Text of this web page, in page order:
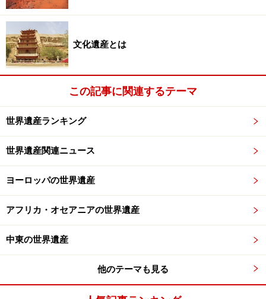
（文化遺産は文化財保護法）。
自然遺産の内容について、世界遺産条約第2条は以下の
ように定義している。
■世界遺産条約第2条
この条約の適用上、自然遺産とは次のものをいう。
無生物、生物の生成物、あるいは生成物群からなる
特徴ある自然地域で、観賞上または学術上、顕著な
地質学的、地形学的形成物及び脅威にさらされてい
る動植物の種の生息地や自生地として区域が明確に
定められている地域で、学術上または保存上、顕著
域で、学術上・保存上あるいは景観上、顕著な普遍
的価値を有するもの
文化遺産とは
この記事に関連するテーマ
世界遺産ランキング
世界遺産関連ニュース
ヨーロッパの世界遺産
アフリカ・オセアニアの世界遺産
中東の世界遺産
他のテーマも見る